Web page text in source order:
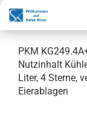
PKM
Nutzinhalt
Liter, 4 Sterne,
Eierablagen